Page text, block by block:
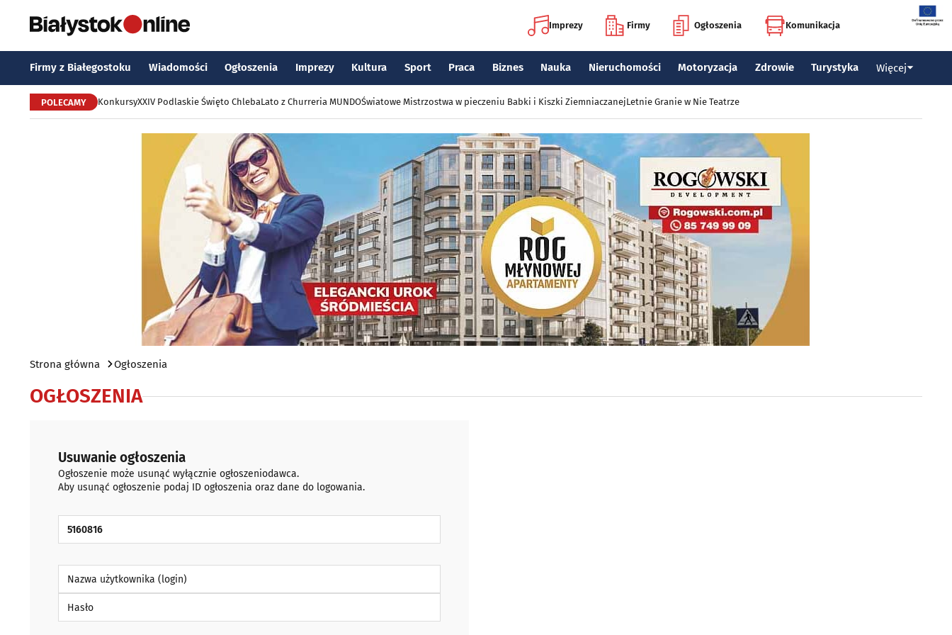
Imprezy Firmy Ogłoszenia Komunikacja
Firmy z Białegostoku Wiadomości Ogłoszenia Imprezy Kultura Sport Praca Biznes Nauka Nieruchomości Motoryzacja Zdrowie Turystyka Więcej
POLECAMY KonkursyXXIV Podlaskie Święto ChlebaLato z Churreria MUNDOŚwiatowe Mistrzostwa w pieczeniu Babki i Kiszki ZiemniaczanejLetnie Granie w Nie Teatrze
Strona główna Ogłoszenia
OGŁOSZENIA
Usuwanie ogłoszenia
Ogłoszenie może usunąć wyłącznie ogłoszeniodawca.
Aby usunąć ogłoszenie podaj ID ogłoszenia oraz dane do logowania.